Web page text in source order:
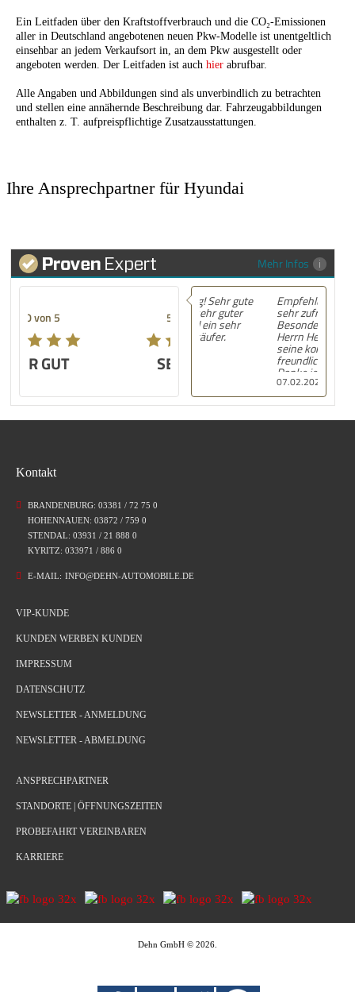
Ein Leitfaden über den Kraftstoffverbrauch und die CO₂-Emissionen
aller in Deutschland angebotenen neuen Pkw-Modelle ist unentgeltlich
einsehbar an jedem Verkaufsort in, an dem Pkw ausgestellt oder
angeboten werden. Der Leitfaden ist auch hier abrufbar.
Alle Angaben und Abbildungen sind als unverbindlich zu betrachten
und stellen eine annähernde Beschreibung dar. Fahrzeugabbildungen
enthalten z. T. aufpreispflichtige Zusatzausstattungen.
Ihre Ansprechpartner für Hyundai
Mehr Infos
SEHR GUT
Empfehlung! Wir waren
sehr zufrieden.
Besonders ein Dank an
Herrn Heidepriem für
seine kompetente und
freundliche Beratung.
Danke jederzeit wieder.
Kontakt
BRANDENBURG: 03381 / 72 75 0
HOHENNAUEN: 03872 / 759 0
STENDAL: 03931 / 21 888 0
KYRITZ: 033971 / 886 0
E-MAIL: INFO@DEHN-AUTOMOBILE.DE
VIP-KUNDE
KUNDEN WERBEN KUNDEN
IMPRESSUM
DATENSCHUTZ
NEWSLETTER - ANMELDUNG
NEWSLETTER - ABMELDUNG
ANSPRECHPARTNER
STANDORTE | ÖFFNUNGSZEITEN
PROBEFAHRT VEREINBAREN
KARRIERE
Dehn GmbH © 2026